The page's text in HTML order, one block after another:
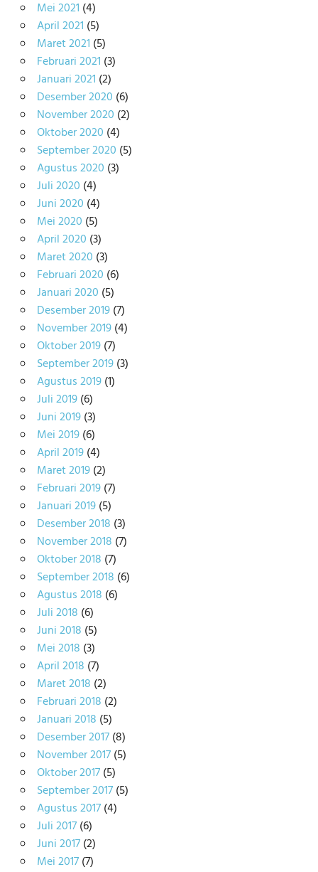
Mei 2021 (4)
April 2021 (5)
Maret 2021 (5)
Februari 2021 (3)
Januari 2021 (2)
Desember 2020 (6)
November 2020 (2)
Oktober 2020 (4)
September 2020 (5)
Agustus 2020 (3)
Juli 2020 (4)
Juni 2020 (4)
Mei 2020 (5)
April 2020 (3)
Maret 2020 (3)
Februari 2020 (6)
Januari 2020 (5)
Desember 2019(7)
November 2019(4)
Oktober 2019(7)
September 2019(3)
Agustus 2019(1)
Juli 2019(6)
Juni 2019(3)
Mei 2019(6)
April 2019(4)
Maret 2019(2)
Februari 2019(7)
Januari 2019(5)
Desember 2018 (3)
November 2018 (7)
Oktober 2018 (7)
September 2018 (6)
Agustus 2018 (6)
Juli 2018 (6)
Juni 2018 (5)
Mei 2018 (3)
April 2018 (7)
Maret 2018 (2)
Februari 2018 (2)
Januari 2018 (5)
Desember 2017(8)
November 2017(5)
Oktober 2017(5)
September 2017(5)
Agustus 2017(4)
Juli 2017(6)
Juni 2017(2)
Mei 2017(7)